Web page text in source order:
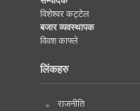
विशेश्वर कट्टेल
बजार व्यवस्थापक
विवश काफ्ले
लिंकहरु
राजनीति